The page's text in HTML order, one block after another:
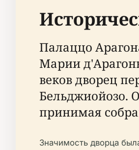
Палаццо
Марии
веков дворец
Бельджиойозо.
принимая
Значимость дворца